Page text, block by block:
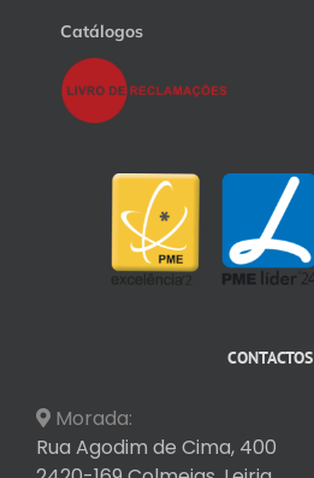
Catálogos
CONTACTOS
Morada:
Rua Agodim de Cima, 400